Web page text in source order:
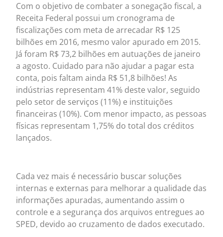
Com o objetivo de combater a sonegação fiscal, a
Receita Federal possui um cronograma de
fiscalizações com meta de arrecadar R$ 125
bilhões em 2016, mesmo valor apurado em 2015.
Já foram R$ 73,2 bilhões em autuações de janeiro
a agosto. Cuidado para não ajudar a pagar esta
conta, pois faltam ainda R$ 51,8 bilhões! As
indústrias representam 41% deste valor, seguido
pelo setor de serviços (11%) e instituições
financeiras (10%). Com menor impacto, as pessoas
físicas representam 1,75% do total dos créditos
lançados.
Cada vez mais é necessário buscar soluções
internas e externas para melhorar a qualidade das
informações apuradas, aumentando assim o
controle e a segurança dos arquivos entregues ao
SPED, devido ao cruzamento de dados executado.